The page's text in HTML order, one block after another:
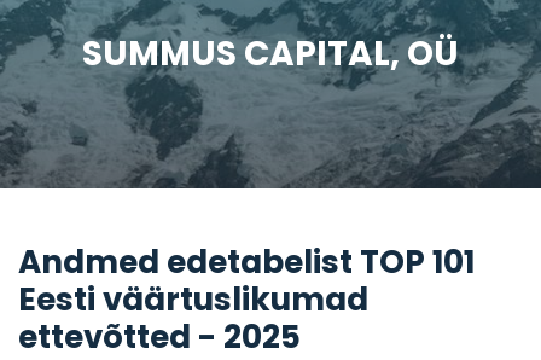
SUMMUS CAPITAL, OÜ
Andmed edetabelist TOP 101
Eesti väärtuslikumad
ettevõtted - 2025